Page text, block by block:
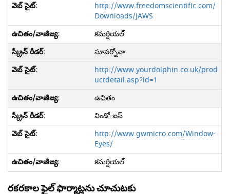
http://www.freedomscientific.com/
Downloads/JAWS
కమర్షియల్
సూపర్నోవా
http://www.yourdolphin.co.uk/prod
uctdetail.asp?id=1
ఉచితం
విండో-ఐస్
http://www.gwmicro.com/Window-
Eyes/
కమర్షియల్
రకరకాల ఫైల్ ఫార్మాట్లను చూచుటకు